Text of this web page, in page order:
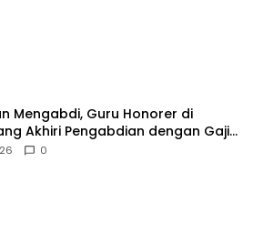
Mengabdi, Guru Honorer di
Akhiri Pengabdian dengan Gaji
0